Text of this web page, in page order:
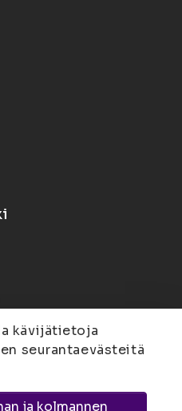
kävijätietoja
seurantaevästeitä
ja kolmannen